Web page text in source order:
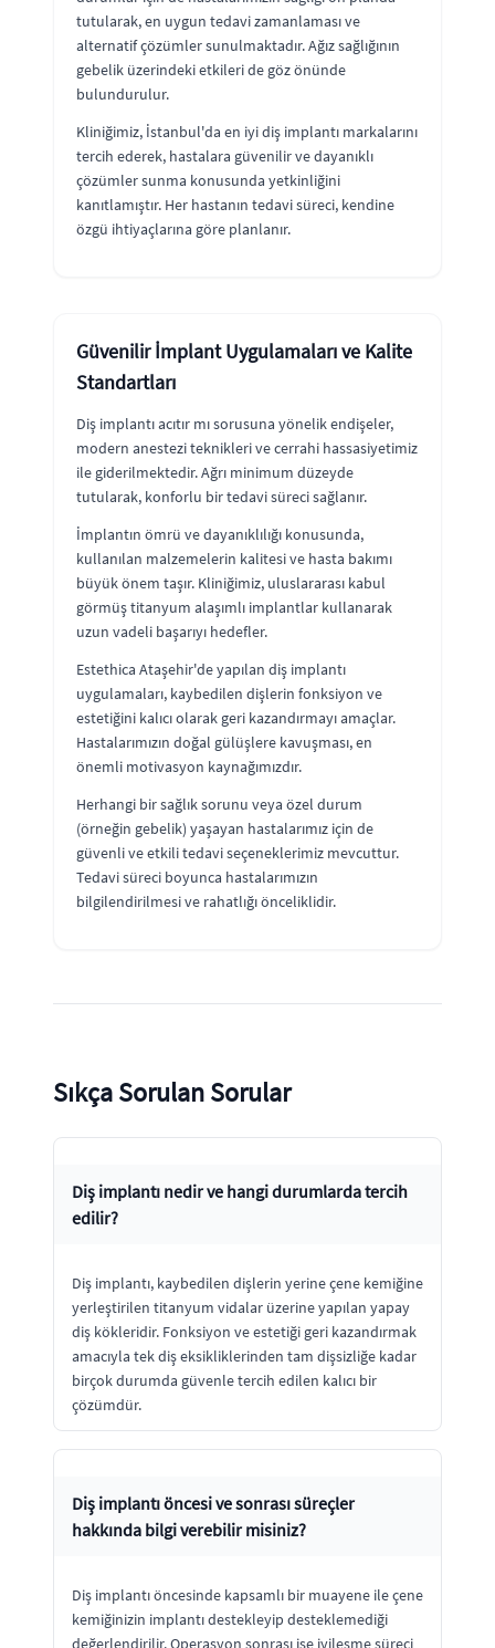
tutularak, en uygun tedavi zamanlaması ve
alternatif çözümler sunulmaktadır. Ağız sağlığının
gebelik üzerindeki etkileri de göz önünde
bulundurulur.
Kliniğimiz, İstanbul'da en iyi diş implantı markalarını
tercih ederek, hastalara güvenilir ve dayanıklı
çözümler sunma konusunda yetkinliğini
kanıtlamıştır. Her hastanın tedavi süreci, kendine
özgü ihtiyaçlarına göre planlanır.
Güvenilir İmplant Uygulamaları ve Kalite
Standartları
Diş implantı acıtır mı sorusuna yönelik endişeler,
modern anestezi teknikleri ve cerrahi hassasiyetimiz
ile giderilmektedir. Ağrı minimum düzeyde
tutularak, konforlu bir tedavi süreci sağlanır.
İmplantın ömrü ve dayanıklılığı konusunda,
kullanılan malzemelerin kalitesi ve hasta bakımı
büyük önem taşır. Kliniğimiz, uluslararası kabul
görmüş titanyum alaşımlı implantlar kullanarak
uzun vadeli başarıyı hedefler.
Estethica Ataşehir'de yapılan diş implantı
uygulamaları, kaybedilen dişlerin fonksiyon ve
estetiğini kalıcı olarak geri kazandırmayı amaçlar.
Hastalarımızın doğal gülüşlere kavuşması, en
önemli motivasyon kaynağımızdır.
Herhangi bir sağlık sorunu veya özel durum
(örneğin gebelik) yaşayan hastalarımız için de
güvenli ve etkili tedavi seçeneklerimiz mevcuttur.
Tedavi süreci boyunca hastalarımızın
bilgilendirilmesi ve rahatlığı önceliklidir.
Sıkça Sorulan Sorular
Diş implantı nedir ve hangi durumlarda tercih
edilir?
Diş implantı, kaybedilen dişlerin yerine çene kemiğine
yerleştirilen titanyum vidalar üzerine yapılan yapay
diş kökleridir. Fonksiyon ve estetiği geri kazandırmak
amacıyla tek diş eksikliklerinden tam dişsizliğe kadar
birçok durumda güvenle tercih edilen kalıcı bir
çözümdür.
Diş implantı öncesi ve sonrası süreçler
hakkında bilgi verebilir misiniz?
Diş implantı öncesinde kapsamlı bir muayene ile çene
kemiğinizin implantı destekleyip desteklemediği